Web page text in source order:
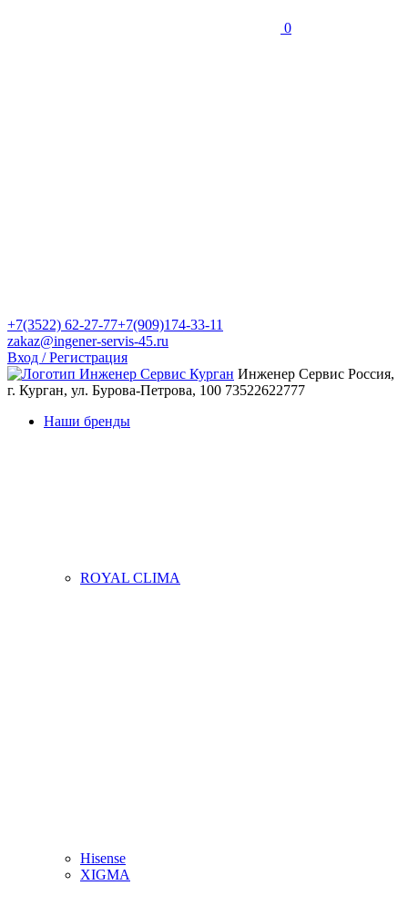
0
+7(3522) 62-27-77+7(909)174-33-11
zakaz@ingener-servis-45.ru
Вход / Регистрация
Инженер Сервис Россия,
г. Курган, ул. Бурова-Петрова, 100 73522622777
Наши бренды
ROYAL CLIMA
Hisense
XIGMA